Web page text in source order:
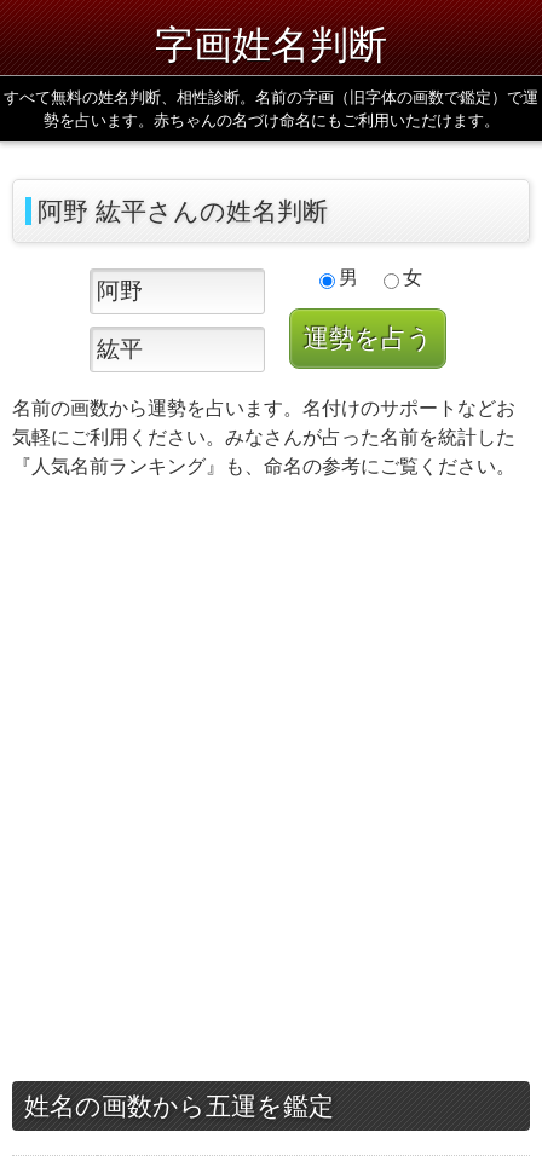
字画姓名判断
すべて無料の姓名判断、相性診断。名前の字画（旧字体の画数で鑑定）で運
勢を占います。赤ちゃんの名づけ命名にもご利用いただけます。
阿野 紘平さんの姓名判断
男 女
名前の画数から運勢を占います。名付けのサポートなどお
気軽にご利用ください。みなさんが占った名前を統計した
『人気名前ランキング』も、命名の参考にご覧ください。
姓名の画数から五運を鑑定